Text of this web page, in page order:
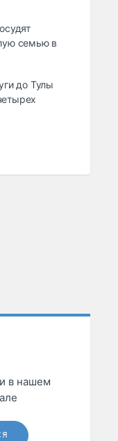
семью в
до Тулы
в нашем